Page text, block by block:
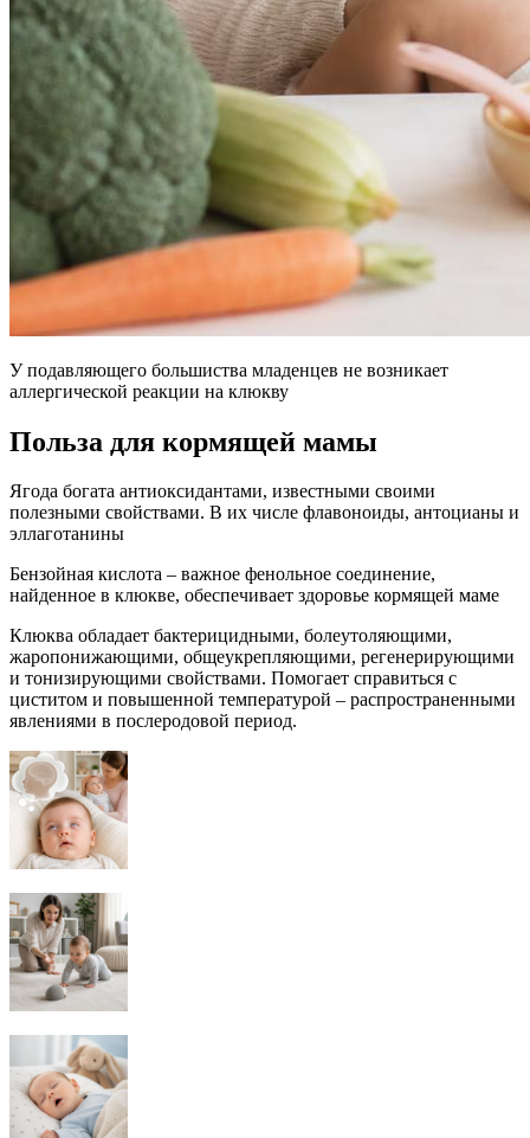
У подавляющего большиства младенцев не возникает
аллергической реакции на клюкву
Польза для кормящей мамы
Ягода богата антиоксидантами, известными своими
полезными свойствами. В их числе флавоноиды, антоцианы и
эллаготанины
Бензойная кислота – важное фенольное соединение,
найденное в клюкве, обеспечивает здоровье кормящей маме
Клюква обладает бактерицидными, болеутоляющими,
жаропонижающими, общеукрепляющими, регенерирующими
и тонизирующими свойствами. Помогает справиться с
циститом и повышенной температурой – распространенными
явлениями в послеродовой период.